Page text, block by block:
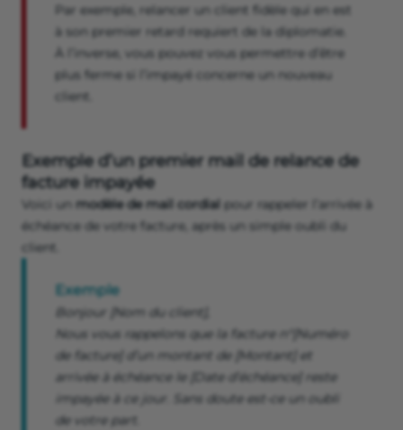
Par exemple, relancer un client fidèle qui en est
à son premier retard requiert de la diplomatie.
À l’inverse, vous pouvez vous permettre d’être
plus ferme si l’impayé concerne un nouveau
client.
Exemple d’un premier mail de relance de
facture impayée
Voici un modèle de mail cordial pour rappeler l’arrivée à
échéance de votre facture, après un simple oubli du
client.
Exemple
Bonjour
[Nom du client],
Nous vous rappelons que la facture n°[Numéro
de facture] d’un montant de [Montant] et
arrivée à échéance le [Date d’échéance] reste
impayée à ce jour. Sans doute est-ce un oubli
de votre part.